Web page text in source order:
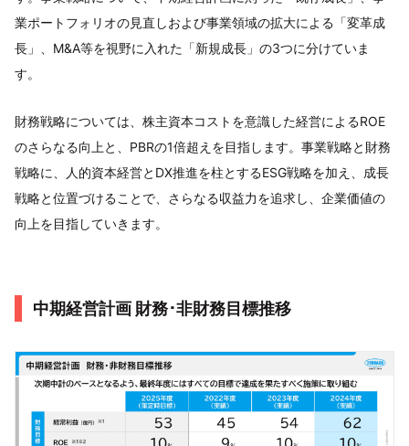
業ポートフォリオの見直しおよび事業領域の拡大による「変革成
長」、M&A等を視野に入れた「新規成長」の3つに分けていま
す。
財務戦略については、株主資本コストを意識した経営によるROE
のさらなる向上と、PBRの1倍超えを目指します。事業戦略と財務
戦略に、人的資本経営とDX推進を柱とするESG戦略を加え、成長
戦略と位置づけることで、さらなる収益力を追求し、企業価値の
向上を目指していきます。
中期経営計画 財務･非財務目標推移